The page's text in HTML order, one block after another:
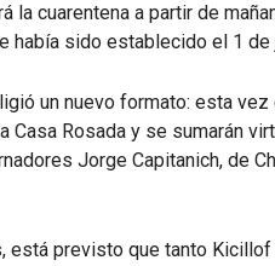
la cuarentena a partir de
había sido establecido el 1 de
un nuevo formato: esta
Casa Rosada y se sumarán
Jorge Capitanich, de
está previsto que tanto